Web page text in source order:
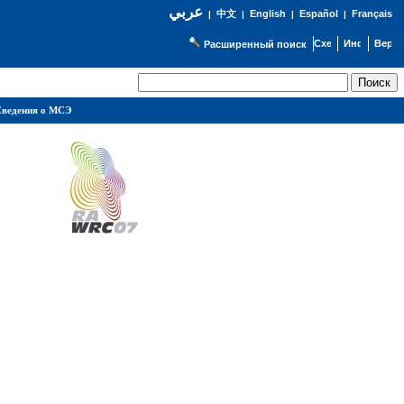
عربي| 中文| English | Español | Français
Расширенный поиск
о МСЭ